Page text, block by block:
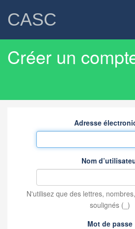
CASC
Créer un
Adresse
Nom
N'utilisez que des lettres,
soulignés (_)
Mot de passe